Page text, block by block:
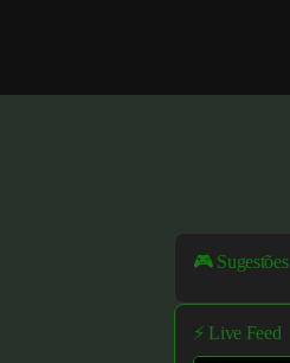
🎮 Sugestões
⚡ Live Feed